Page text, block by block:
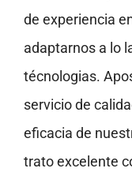
de experiencia
adaptarnos a lo
técnologias.
servicio de
eficacia de
trato excelente